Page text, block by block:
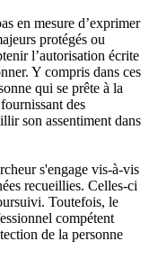
en mesure d’exprimer
protégés ou
l’autorisation écrite
Y compris dans ces
qui se prête à la
des
son assentiment dans
s'engage vis-à-vis
recueillies. Celles-ci
Toutefois, le
compétent
de la personne